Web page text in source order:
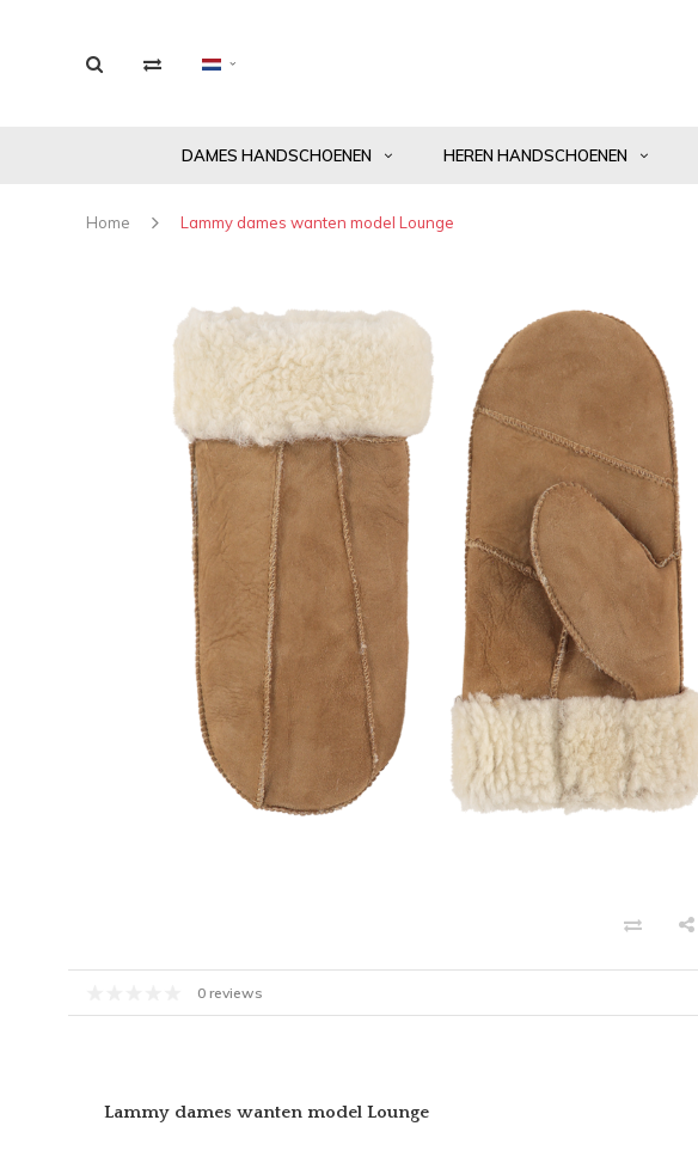
DAMES HANDSCHOENEN HEREN HANDSCHOENEN
Home Lammy dames wanten model Lounge
0 reviews
Lammy dames wanten model Lounge